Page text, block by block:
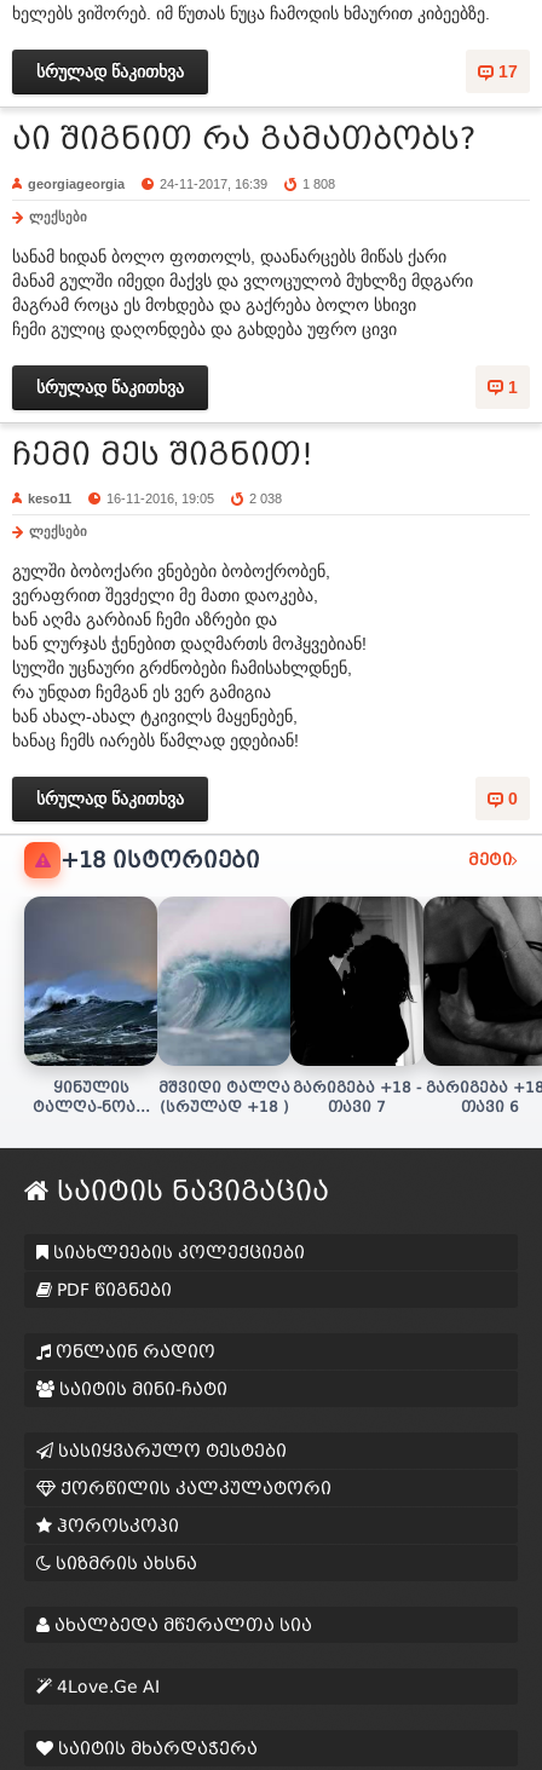
ხელებს ვიშორებ. იმ წუთას ნუცა ჩამოდის ხმაურით კიბეებზე.
17
სრულად წაკითხვა
აი შიგნით რა გამათბობს?
georgiageorgia 24-11-2017, 16:39 1 808
ლექსები
სანამ ხიდან ბოლო ფოთოლს, დაანარცებს მიწას ქარი
მანამ გულში იმედი მაქვს და ვლოცულობ მუხლზე მდგარი
მაგრამ როცა ეს მოხდება და გაქრება ბოლო სხივი
ჩემი გულიც დაღონდება და გახდება უფრო ცივი
1
სრულად წაკითხვა
ჩემი მეს შიგნით!
keso11 16-11-2016, 19:05 2 038
ლექსები
გულში ბობოქარი ვნებები ბობოქრობენ,
ვერაფრით შევძელი მე მათი დაოკება,
ხან აღმა გარბიან ჩემი აზრები და
ხან ლურჯას ჭენებით დაღმართს მოჰყვებიან!
სულში უცნაური გრძნობები ჩამისახლდნენ,
რა უნდათ ჩემგან ეს ვერ გამიგია
ხან ახალ-ახალ ტკივილს მაყენებენ,
ხანაც ჩემს იარებს წამლად ედებიან!
0
სრულად წაკითხვა
+18 ᲘᲡᲢᲝᲠᲘᲔᲑᲘ მეტი
ყინულის
ტალღა-ნოას/
(+18 სრულად)
მშვიდი ტალღა
(სრულად +18 )
გარიგება +18 -
თავი 7
გარიგება
თავი 6
საიტის ნავიგაცია
სიახლეების კოლექციები
PDF წიგნები
ონლაინ რადიო
საიტის მინი-ჩატი
სასიყვარულო ტესტები
ქორწილის კალკულატორი
ჰოროსკოპი
სიზმრის ახსნა
ახალბედა მწერალთა სია
4Love.Ge AI
საიტის მხარდაჭერა